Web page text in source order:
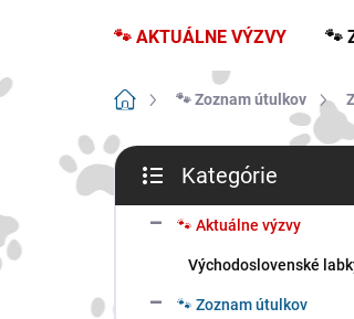
🐾 AKTUÁLNE VÝZVY 🐾
Domov🐾 Zoznam útulkov
B
č
a
kategórie
Kategórie
🐾 Aktuálne výzvy
Východoslovenské
🐾 Zoznam útulkov